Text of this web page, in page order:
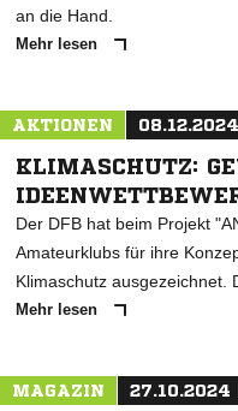
an die Hand.
Mehr lesen
AKTIONEN
KLIMASCHUTZ:
Der DFB hat beim Projekt
Amateurklubs für ihre
Klimaschutz ausgezeichnet.
Mehr lesen
MAGAZIN 27.10.2024